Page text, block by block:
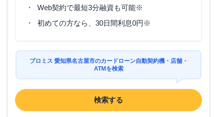
平日：09:00-21:00
土曜 ：09:00-21:00
日祝
：09:00-21:00
ATM営業時間
土曜：07:00-24:00
日祝：07:00-24:00
愛知県名古屋市中川区高畑４丁目１９９
Web契約で最短3分融資も可能※
初めての方なら、30日間利息0円※
プロミス 愛知県名古屋市のカードローン自動契約機・店舗・
ATMを検索
検索する